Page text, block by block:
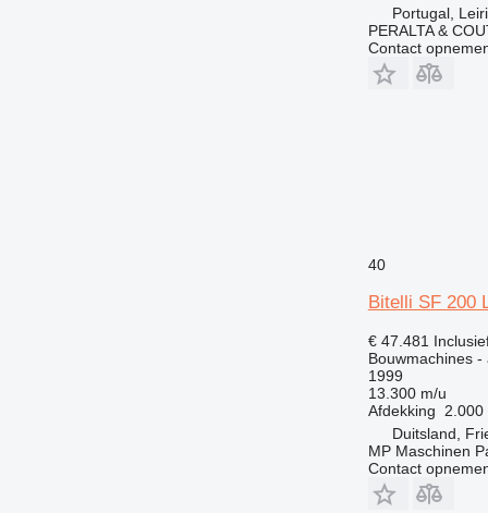
Portugal,
PERALTA &
Contact
40
Bitelli SF 200
€ 47.481
Bouwmachines -
1999
13.300 m/u
Afdekking
2.000
Duitsland,
MP Maschinen
Contact